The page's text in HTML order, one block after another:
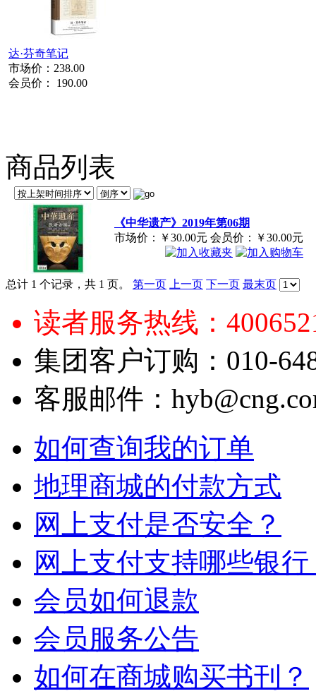
达·芬奇笔记
市场价： 238.00
会员价： 190.00
商品列表
《中华遗产》2019年第06期
市场价：
￥30.00元 会员价： ￥30.00元
总计 1 个记录，共 1 页。 第一页 上一页 下一页 最末页
读者服务热线：
集团客户订购：010-
客服邮件：
如何查询我的订单
地理商城的付款方式
网上支付是否安全？
网上支付支持哪些银行
会员如何退款
会员服务公告
如何在商城购买书刊？